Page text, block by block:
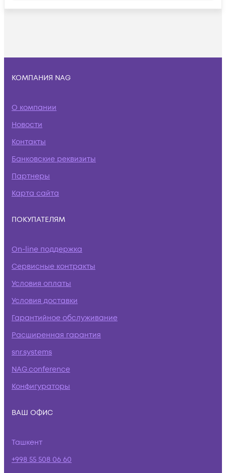
КОМПАНИЯ NAG
О компании
Новости
Контакты
Банковские реквизиты
Партнеры
Карта сайта
ПОКУПАТЕЛЯМ
On-line поддержка
Сервисные контракты
Условия оплаты
Условия доставки
Гарантийное обслуживание
Расширенная гарантия
snr.systems
NAG.conference
Конфигураторы
ВАШ ОФИС
Ташкент
+998 55 508 06 60